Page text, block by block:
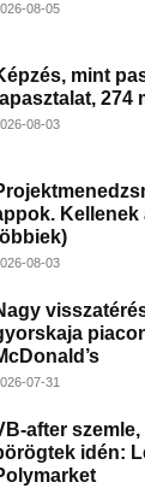
08-05
mint
274
08-03
Kellenek
08-03
07-31
after
idén: